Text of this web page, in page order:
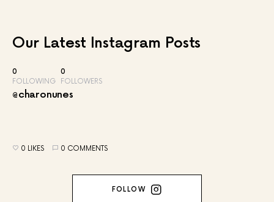
Our Latest Instagram Posts
0
FOLLOWING
0
FOLLOWERS
@charonunes
0 LIKES 0 COMMENTS
FOLLOW